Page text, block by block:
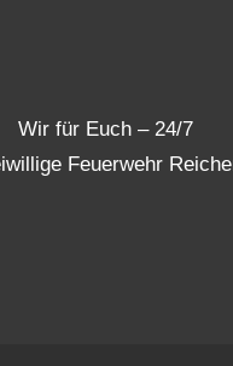
Wir für Euch – 24/7
Feuerwehr